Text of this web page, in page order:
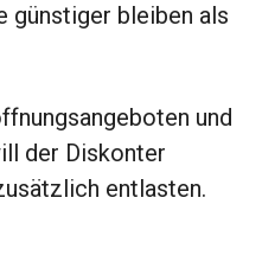
günstiger bleiben als
und
der Diskonter
entlasten.